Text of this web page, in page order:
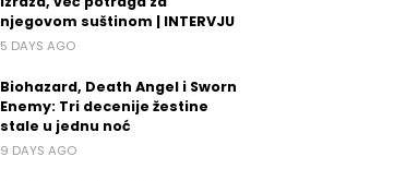
njegovom suštinom | INTERVJU
5 DAYS AGO
Biohazard, Death Angel i Sworn
Enemy: Tri decenije žestine
stale u jednu noć
9 DAYS AGO